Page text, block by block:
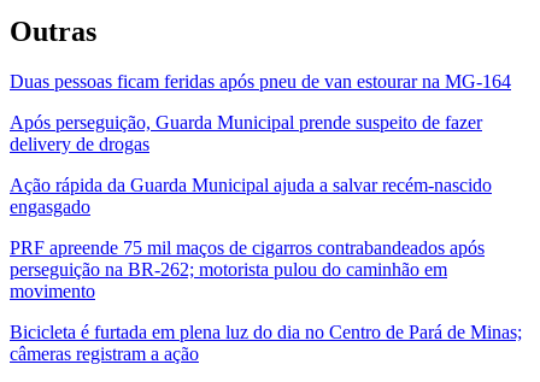
Outras
Duas pessoas ficam feridas após pneu de van estourar na MG-164
Após perseguição, Guarda Municipal prende suspeito de fazer
delivery de drogas
Ação rápida da Guarda Municipal ajuda a salvar recém-nascido
engasgado
PRF apreende 75 mil maços de cigarros contrabandeados após
perseguição na BR-262; motorista pulou do caminhão em
movimento
Bicicleta é furtada em plena luz do dia no Centro de Pará de Minas;
câmeras registram a ação